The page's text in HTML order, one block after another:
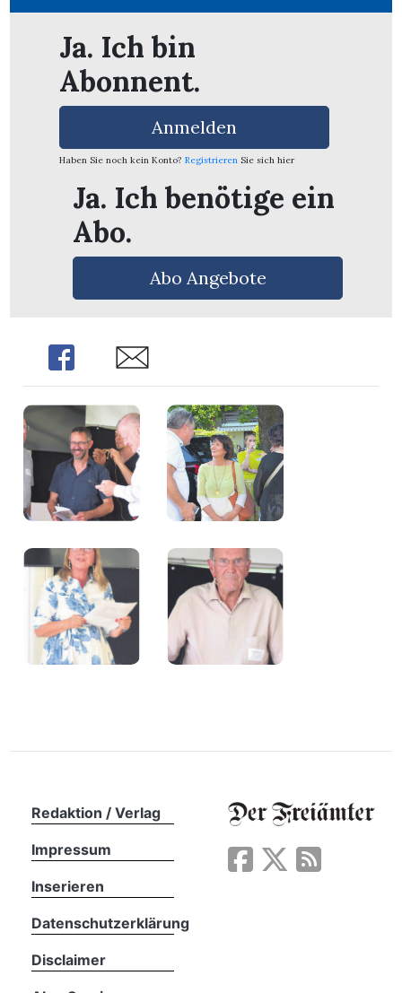
Ja. Ich bin
Abonnent.
Anmelden
Haben Sie noch kein Konto? Registrieren Sie sich hier
Ja. Ich benötige ein
Abo.
Abo Angebote
Share Share
Redaktion / Verlag
Impressum
Inserieren
Datenschutzerklärung
Disclaimer